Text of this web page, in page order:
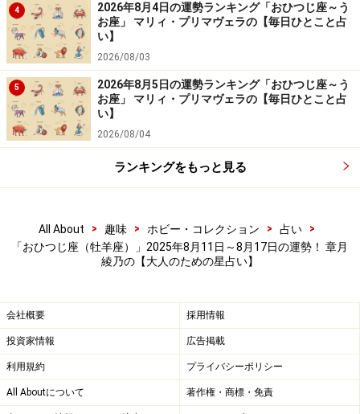
4
2026年8月4日の運勢ランキング「おひつじ座～う
お座」 マリィ・プリマヴェラの【毎日ひとこと占
い】
2026/08/03
5
2026年8月5日の運勢ランキング「おひつじ座～う
お座」 マリィ・プリマヴェラの【毎日ひとこと占
い】
2026/08/04
ランキングをもっと見る
All About > 趣味 > ホビー・コレクション > 占い
>
「おひつじ座（牡羊座）」2025年8月11日～8月17日の運勢！ 章月
綾乃の【大人のための星占い】
会社概要 採用情報
投資家情報 広告掲載
利用規約 プライバシーポリシー
All Aboutについて 著作権・商標・免責